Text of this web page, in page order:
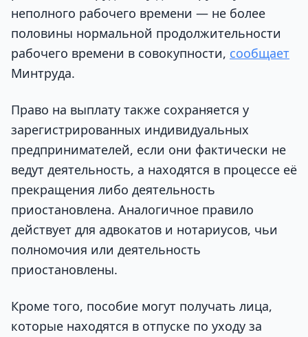
неполного рабочего времени — не более
половины нормальной продолжительности
рабочего времени в совокупности, сообщает
Минтруда.
Право на выплату также сохраняется у
зарегистрированных индивидуальных
предпринимателей, если они фактически не
ведут деятельность, а находятся в процессе её
прекращения либо деятельность
приостановлена. Аналогичное правило
действует для адвокатов и нотариусов, чьи
полномочия или деятельность
приостановлены.
Кроме того, пособие могут получать лица,
которые находятся в отпуске по уходу за